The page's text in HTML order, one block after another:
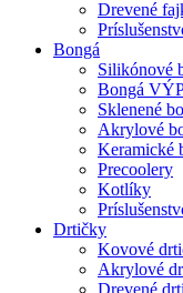
Drevené
Bongá
Silikónové
Bongá
Sklenené
Akrylové
Keramické
Precoolery
Kotlíky
Drtičky
Kovové
Akrylové
Drevené